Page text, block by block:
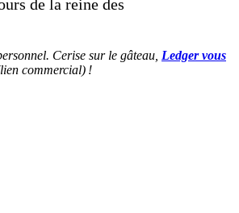
de la reine des
Cerise sur le gâteau, Ledger vous
commercial) !